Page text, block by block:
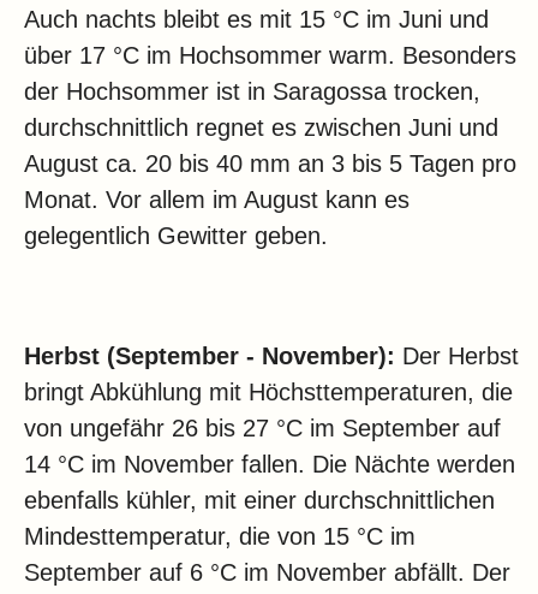
Auch nachts bleibt es mit 15 °C im Juni und
über 17 °C im Hochsommer warm. Besonders
der Hochsommer ist in Saragossa trocken,
durchschnittlich regnet es zwischen Juni und
August ca. 20 bis 40 mm an 3 bis 5 Tagen pro
Monat. Vor allem im August kann es
gelegentlich Gewitter geben.
Herbst (September - November): Der Herbst
bringt Abkühlung mit Höchsttemperaturen, die
von ungefähr 26 bis 27 °C im September auf
14 °C im November fallen. Die Nächte werden
ebenfalls kühler, mit einer durchschnittlichen
Mindesttemperatur, die von 15 °C im
September auf 6 °C im November abfällt. Der